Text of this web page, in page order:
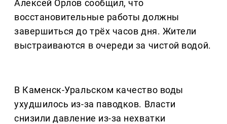
Алексей Орлов сообщил, что
восстановительные работы должны
завершиться до трёх часов дня. Жители
выстраиваются в очереди за чистой водой.
В Каменск-Уральском качество воды
ухудшилось из-за паводков. Власти
снизили давление из-за нехватки